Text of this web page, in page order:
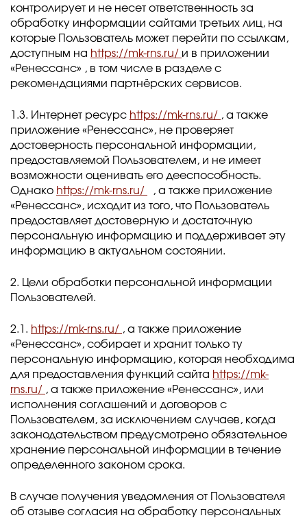
контролирует и не несет ответственность за
обработку информации сайтами третьих лиц, на
которые Пользователь может перейти по ссылкам,
доступным на https://mk-rns.ru/ и в приложении
«Ренессанс» , в том числе в разделе с
рекомендациями партнёрских сервисов.
1.3. Интернет ресурс https://mk-rns.ru/ , а также
приложение «Ренессанс», не проверяет
достоверность персональной информации,
предоставляемой Пользователем, и не имеет
возможности оценивать его дееспособность.
Однако https://mk-rns.ru/
, а также приложение
«Ренессанс», исходит из того, что Пользователь
предоставляет достоверную и достаточную
персональную информацию и поддерживает эту
информацию в актуальном состоянии.
2. Цели обработки персональной информации
Пользователей.
2.1. https://mk-rns.ru/ , а также приложение
«Ренессанс», собирает и хранит только ту
персональную информацию, которая необходима
для предоставления функций сайта https://mk-
rns.ru/ , а также приложение «Ренессанс», или
исполнения соглашений и договоров с
Пользователем, за исключением случаев, когда
законодательством предусмотрено обязательное
хранение персональной информации в течение
определенного законом срока.
В случае получения уведомления от Пользователя
об отзыве согласия на обработку персональных